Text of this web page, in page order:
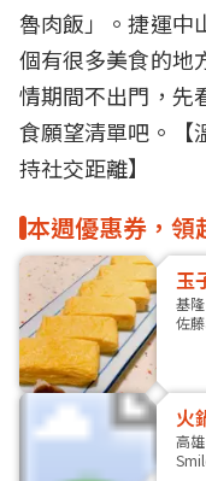
魯肉飯 」。捷運中
個有很多美食的地
情期間不出門，先
食願望清單吧。【
持社交距離】
本週優惠券，領
玉
基
佐
火
高雄